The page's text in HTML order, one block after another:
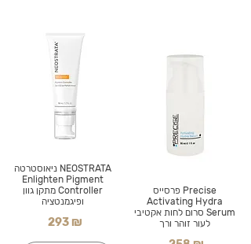
NEOSTRATA ניאוסטרטה
Enlighten Pigment
Controller מתקן גוון
ופיגמנטציה
293 ₪
Precise פרסייס
Activating Hydra
Serum סרום לחות אקטיבי
לעור זוהר ורך